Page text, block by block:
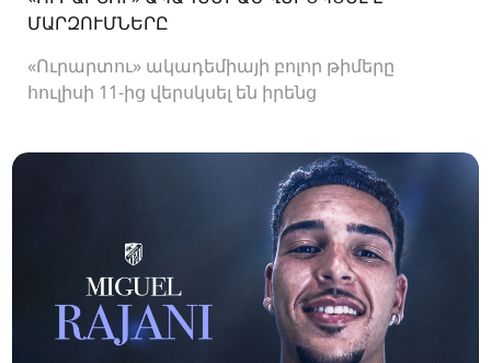
ՄԱՐԶՈՒՄՆԵՐԸ
«Ուրարտու» ակադեմիայի բոլոր թիմերը
հուլիսի 11-ից վերսկսել են իրենց